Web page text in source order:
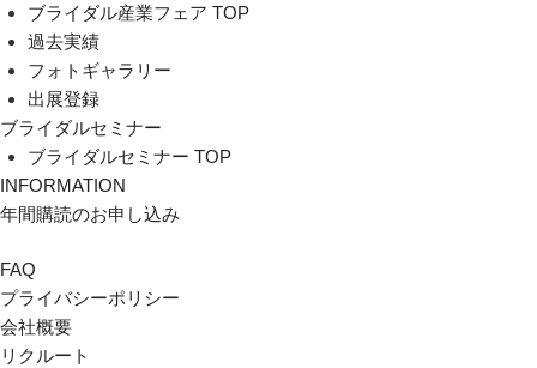
ブライダル産業フェア TOP
過去実績
フォトギャラリー
出展登録
ブライダルセミナー
ブライダルセミナー TOP
INFORMATION
年間購読のお申し込み
FAQ
プライバシーポリシー
会社概要
リクルート